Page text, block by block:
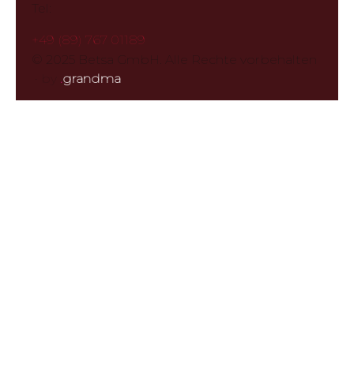
Tel:
+49 (89) 767 01189
© 2025 Betsa GmbH. Alle Rechte vorbehalten
.grandma